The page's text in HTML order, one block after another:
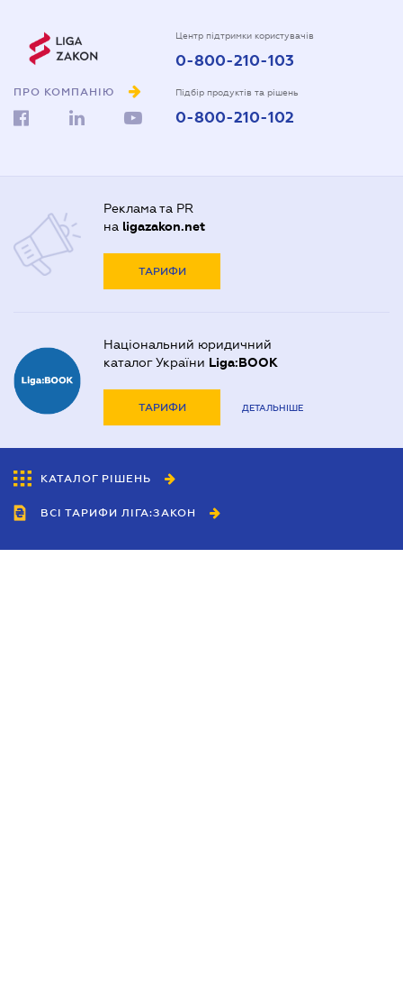
ПРО КОМПАНІЮ
Центр підтримки користувачів
0-800-210-103
Підбір продуктів та рішень
0-800-210-102
Реклама та PR
на ligazakon.net
ТАРИФИ
Національний юридичний
каталог України Liga:BOOK
ТАРИФИ ДЕТАЛЬНІШЕ
КАТАЛОГ РІШЕНЬ
ВСІ ТАРИФИ ЛІГА:ЗАКОН